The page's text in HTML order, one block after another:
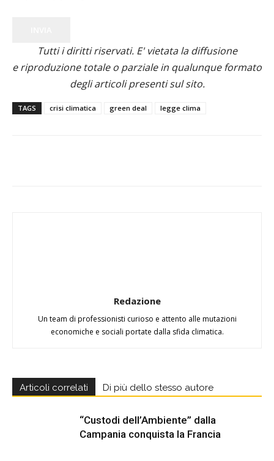
Tutti i diritti riservati. E' vietata la diffusione
e riproduzione totale o parziale in qualunque formato
degli articoli presenti sul sito.
TAGS crisi climatica green deal legge clima
Redazione
Un team di professionisti curioso e attento alle mutazioni
economiche e sociali portate dalla sfida climatica.
Articoli correlati Di più dello stesso autore
“Custodi dell’Ambiente” dalla
Campania conquista la Francia